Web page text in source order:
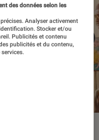
des données selon les
Analyser activement
Stocker et/ou
Publicités et contenu
publicités et du contenu,